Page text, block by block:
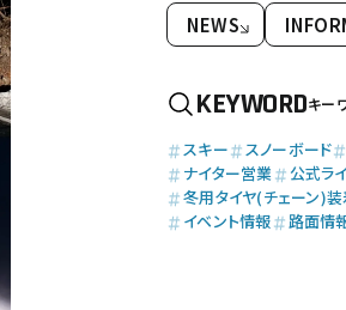
NEWS
KEYWORDキー
スキー スノーボード
ナイター営業
公式ラ
冬用タイヤ(チェーン)
イベント情報
路面情